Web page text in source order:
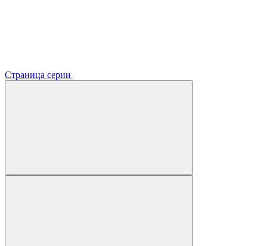
Страница серии